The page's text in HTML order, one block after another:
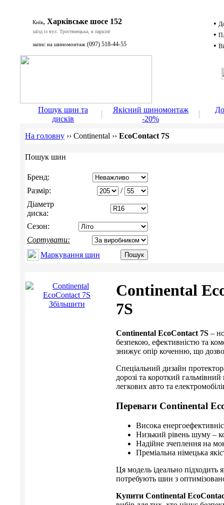
Київ, Харківське шосе 152
заїзд із вул. Тростянецька, в паркінг
запис на шиномонтаж (097) 518-44-55
•
•
•
Пошук шин та
дисків
Якісний шиномонтаж
-20%
На головну ›› Continental ›› EcoContact 7S
Пошук шин
Бренд:
Размір:
/
Діаметр
диска:
Сезон:
Сортувати:
Маркування шин
Збільшити
Continental
7S
Continental EcoContact 7S –
безпекою, ефективністю та
знижує опір коченню, що
Спеціальний дизайн
дорозі та короткий
легкових авто та
Переваги Continental
Висока
Низький рівень шуму –
Надійне зчеплення на
Преміальна німецька
Ця модель ідеально підходить
потребують шин з
Купити Continental